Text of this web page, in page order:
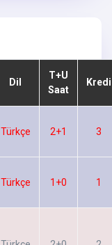
Dil
T+U
Saat
Kredi
Türkçe 2+1 3
Türkçe 1+0 1